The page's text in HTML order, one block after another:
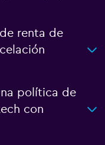
renta de
política de
con